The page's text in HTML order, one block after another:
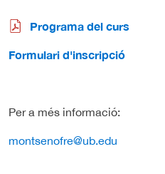
Programa del curs
Formulari d'inscripció
Per a més informació:
montsenofre@ub.edu